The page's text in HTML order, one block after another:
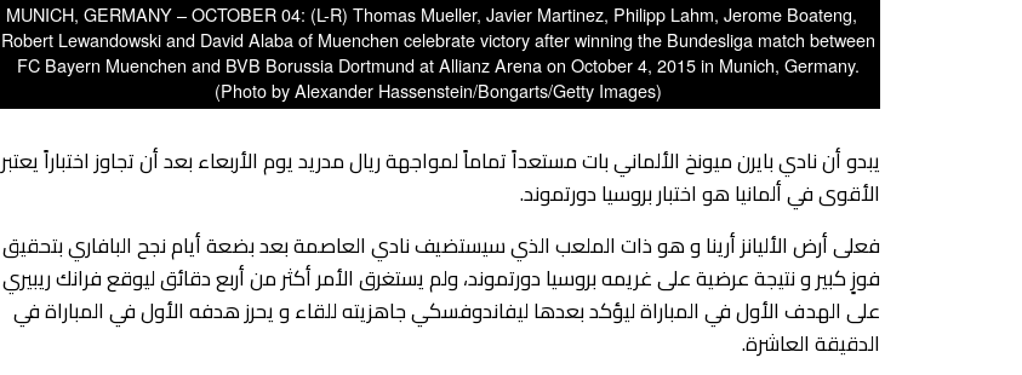
MUNICH, GERMANY – OCTOBER 04: (L-R) Thomas Mueller, Javier Martinez, Philipp Lahm, Jerome Boateng,
Robert Lewandowski and David Alaba of Muenchen celebrate victory after winning the Bundesliga match between
FC Bayern Muenchen and BVB Borussia Dortmund at Allianz Arena on October 4, 2015 in Munich, Germany.
(Photo by Alexander Hassenstein/Bongarts/Getty Images)
يبدو أن نادي بايرن ميونخ الألماني بات مستعداً تماماً لمواجهة ريال مدريد يوم الأربعاء بعد أن تجاوز اختباراً يعتبر
الأقوى في ألمانيا هو اختبار بروسيا دورتموند.
فعلى أرض الأليانز أرينا و هو ذات الملعب الذي سيستضيف نادي العاصمة بعد بضعة أيام نجح البافاري بتحقيق
فوزٍ كبير و نتيجة عرضية على غريمه بروسيا دورتموند، ولم يستغرق الأمر أكثر من أربع دقائق ليوقع فرانك ريبيري
على الهدف الأول في المباراة ليؤكد بعدها ليفاندوفسكي جاهزيته للقاء و يحرز هدفه الأول في المباراة في
الدقيقة العاشرة.